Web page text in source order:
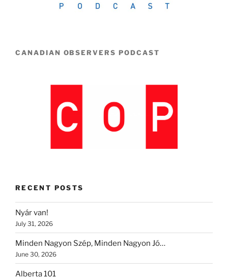
CANADIAN OBSERVERS PODCAST
RECENT POSTS
Nyár van!
July 31, 2026
Minden Nagyon Szép, Minden Nagyon Jó…
June 30, 2026
Alberta 101